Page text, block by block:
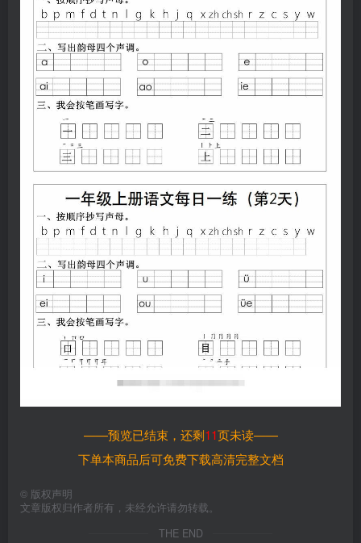
——预览已结束，还剩11页未读——
下单本商品后可免费下载高清完整文档
© 版权声明
文章版权归作者所有，未经允许请勿转载。
THE END